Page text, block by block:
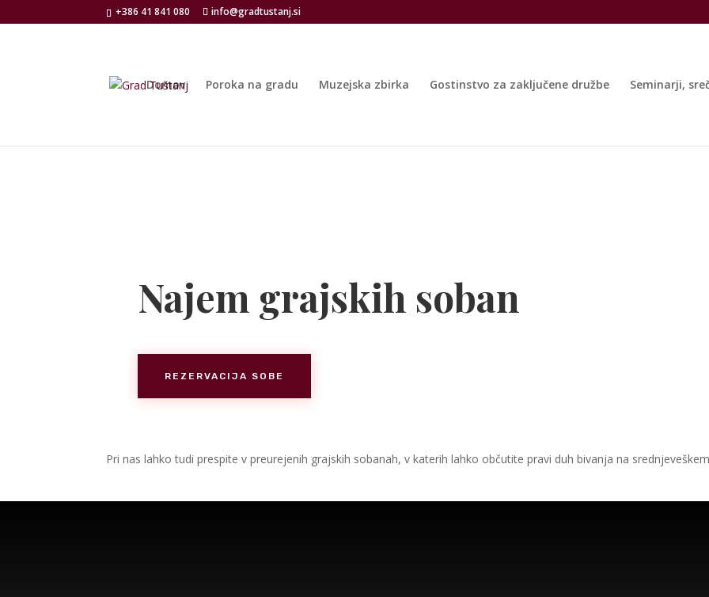
+386 41 841 080 info@gradtustanj.si
Domov Poroka na gradu Muzejska zbirka Gostinstvo za zaključene družbe Seminarji,
Najem grajskih soban
REZERVACIJA SOBE
Pri nas lahko tudi prespite v preurejenih grajskih sobanah, v katerih lahko občutite pravi duh bivanja na